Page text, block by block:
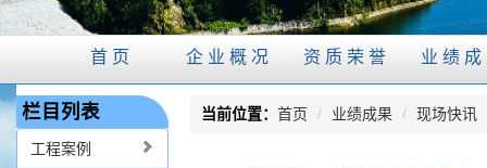
首页 企业概况 资质荣誉 业绩
栏目列表
工程案例
当前位置： 首页 / 业绩成果 / 现场快讯